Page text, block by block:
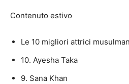
Contenuto estivo
Le 10 migliori attrici
10. Ayesha Taka
9. Sana Khan